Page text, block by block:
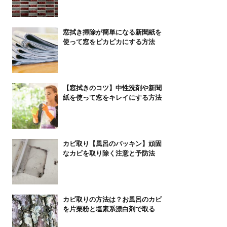
窓拭き掃除が簡単になる新聞紙を
使って窓をピカピカにする方法
【窓拭きのコツ】中性洗剤や新聞
紙を使って窓をキレイにする方法
カビ取り【風呂のパッキン】頑固
なカビを取り除く注意と予防法
カビ取りの方法は？お風呂のカビ
を片栗粉と塩素系漂白剤で取る